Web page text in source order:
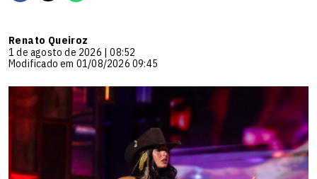
Renato Queiroz
1 de agosto de 2026 | 08:52
Modificado em 01/08/2026 09:45